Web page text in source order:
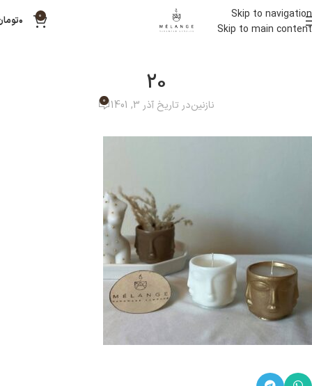
Skip to navigation
Skip to main content
0 ۰
20
نازنیندر تاریخ آذر 3, 1401 0